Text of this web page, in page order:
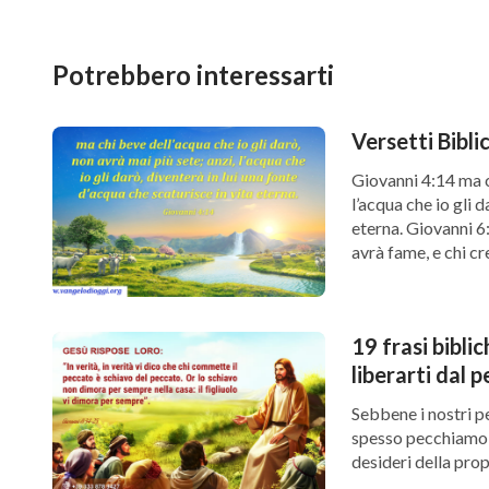
Potrebbero interessarti
Versetti
Giovanni 4:14 ma
l’acqua che io gli
eterna. Giovanni
avrà fame, e chi
19 frasi
liberarti dal
Sebbene i nostri
spesso
desideri della